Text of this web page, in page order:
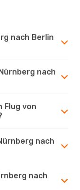
nach Berlin
nach
Flug von
nach
nach